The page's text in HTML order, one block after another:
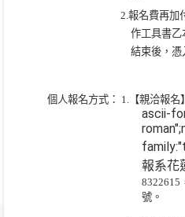
2.報名費再加
作工具書乙
結束後，憑
個人報名方式： 1.【親洽報名
ascii-
報系花
8322615
號。